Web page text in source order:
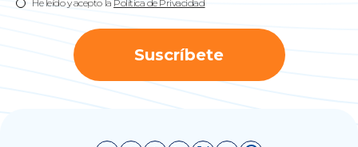
He leído y acepto la Política de Privacidad
Suscríbete